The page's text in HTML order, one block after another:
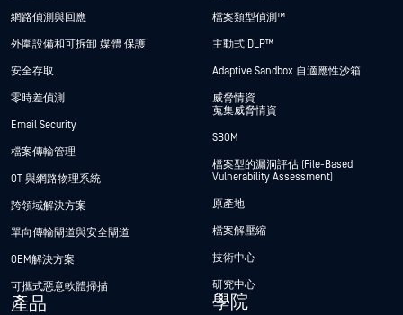
網路偵測與回應
外圍設備和可拆卸 媒體 保護
安全存取
零時差偵測
Email Security
檔案傳輸管理
OT 與網路物理系統
跨領域解決方案
單向傳輸閘道與安全閘道
OEM解決方案
可攜式惡意軟體掃描
產品
檔案類型偵測™
主動式 DLP™
Adaptive Sandbox 自適應性沙箱
威脅情資
蒐集威脅情資
SBOM
檔案型的漏洞評估 (File-Based
Vulnerability Assessment)
原產地
檔案解壓縮
技術中心
研究中心
學院